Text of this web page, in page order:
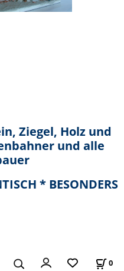
Ziegel, Holz und
und alle
* BESONDERS
0